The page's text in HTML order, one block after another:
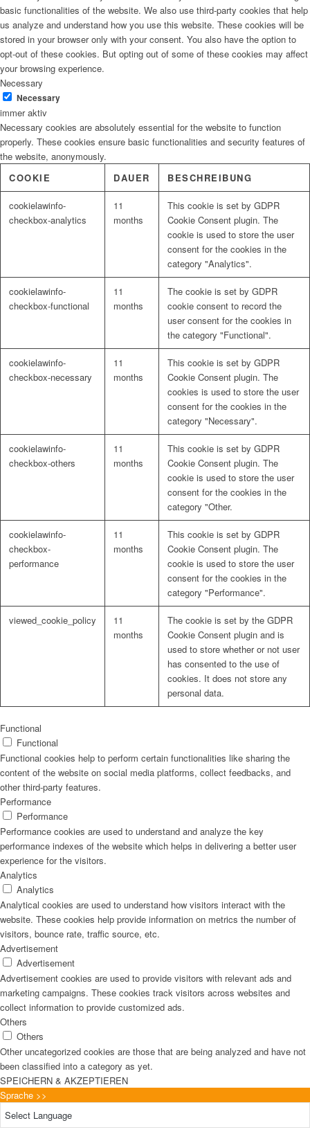
basic functionalities of the website. We also use third-party cookies that help
us analyze and understand how you use this website. These cookies will be
stored in your browser only with your consent. You also have the option to
opt-out of these cookies. But opting out of some of these cookies may affect
your browsing experience.
Necessary
Necessary
immer aktiv
Necessary cookies are absolutely essential for the website to function
properly. These cookies ensure basic functionalities and security features of
the website, anonymously.
COOKIE
DAUER BESCHREIBUNG
cookielawinfo-
checkbox-analytics
11
months
This cookie is set by GDPR
Cookie Consent plugin. The
cookie is used to store the user
consent for the cookies in the
category "Analytics".
cookielawinfo-
checkbox-functional
11
months
The cookie is set by GDPR
cookie consent to record the
user consent for the cookies in
the category "Functional".
cookielawinfo-
checkbox-necessary
11
months
This cookie is set by GDPR
Cookie Consent plugin. The
cookies is used to store the user
consent for the cookies in the
category "Necessary".
cookielawinfo-
checkbox-others
11
months
This cookie is set by GDPR
Cookie Consent plugin. The
cookie is used to store the user
consent for the cookies in the
category "Other.
cookielawinfo-
checkbox-
performance
11
months
This cookie is set by GDPR
Cookie Consent plugin. The
cookie is used to store the user
consent for the cookies in the
category "Performance".
viewed_cookie_policy
11
months
The cookie is set by the GDPR
Cookie Consent plugin and is
used to store whether or not user
has consented to the use of
cookies. It does not store any
personal data.
Functional
Functional
Functional cookies help to perform certain functionalities like sharing the
content of the website on social media platforms, collect feedbacks, and
other third-party features.
Performance
Performance
Performance cookies are used to understand and analyze the key
performance indexes of the website which helps in delivering a better user
experience for the visitors.
Analytics
Analytics
Analytical cookies are used to understand how visitors interact with the
website. These cookies help provide information on metrics the number of
visitors, bounce rate, traffic source, etc.
Advertisement
Advertisement
Advertisement cookies are used to provide visitors with relevant ads and
marketing campaigns. These cookies track visitors across websites and
collect information to provide customized ads.
Others
Others
Other uncategorized cookies are those that are being analyzed and have not
been classified into a category as yet.
SPEICHERN & AKZEPTIEREN
Sprache >>